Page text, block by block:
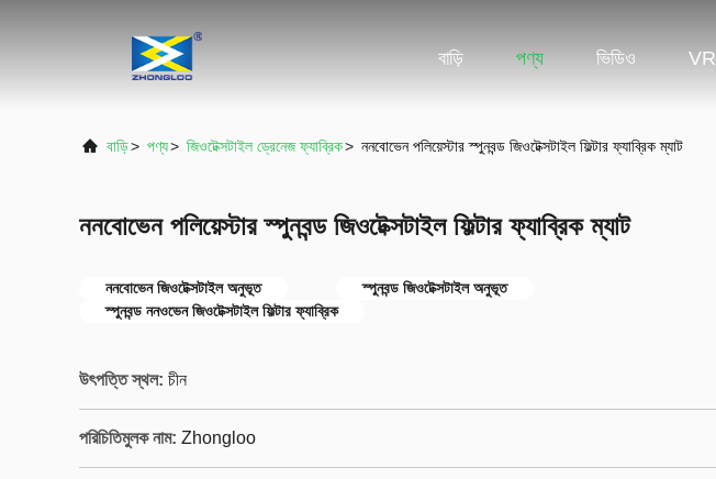
বাড়ি পণ্য ভিডিও VR
বাড়ি> পণ্য> জিওটেক্সটাইল ড্রেনেজ ফ্যাব্রিক> ননবোভেন পলিয়েস্টার স্পুনবন্ড জিওটেক্সটাইল ফিল্টার ফ্যাব্রিক ম্যাট
ননবোভেন পলিয়েস্টার স্পুনবন্ড জিওটেক্সটাইল ফিল্টার ফ্যাব্রিক ম্যাট
ননবোভেন জিওটেক্সটাইল অনুভূত
স্পুনবন্ড জিওটেক্সটাইল অনুভূত
স্পুনবন্ড ননওভেন জিওটেক্সটাইল ফিল্টার ফ্যাব্রিক
উৎপত্তি স্থল: চীন
পরিচিতিমুলক নাম: Zhongloo